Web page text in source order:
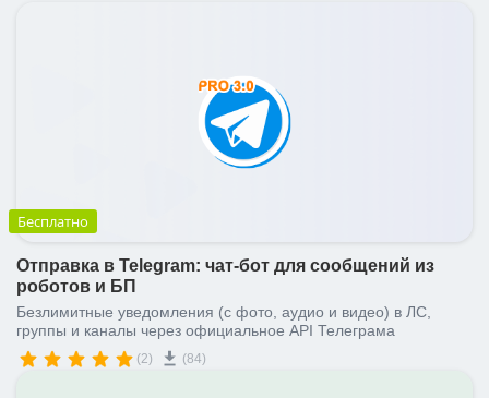
Бесплатно
Отправка в Telegram: чат-бот для сообщений из
роботов и БП
Безлимитные уведомления (с фото, аудио и видео) в ЛС,
группы и каналы через официальное API Телеграма
(2) (84)